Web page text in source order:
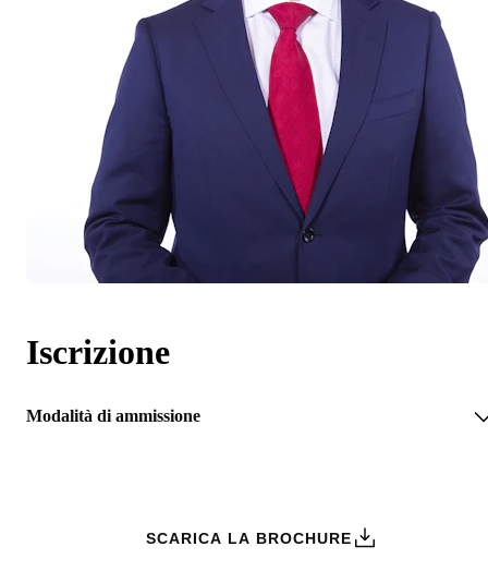
Iscrizione
Modalità di ammissione
SCARICA LA BROCHURE